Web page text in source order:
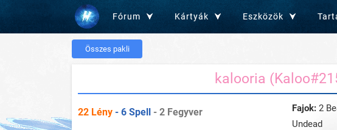
Fórum Kártyák Eszközök
Összes pakli
kalooria
22 Lény - 6 Spell - 2 Fegyver Fajok:2
Undead